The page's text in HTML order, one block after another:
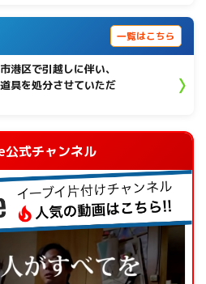
一覧はこちら
港区で引越しに伴い、
具を処分させていただ
公式チャンネル